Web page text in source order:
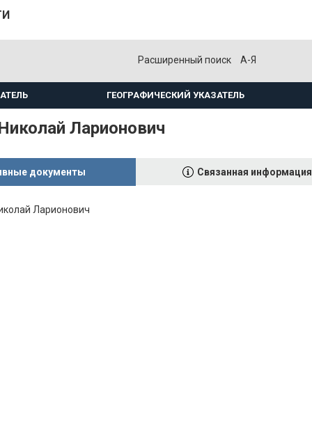
Расширенный поиск А-Я
ГЕОГРАФИЧЕСКИЙ УКАЗАТЕЛЬ
Ларионович
документы Связанная информация
Ларионович